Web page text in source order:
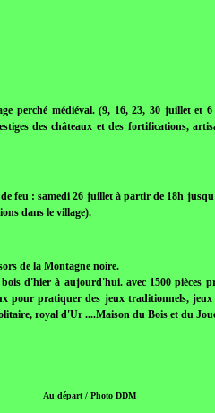
perché médiéval. (9, 16, 23, 30 juillet et
des châteaux et des fortifications,
feu : samedi 26 juillet à partir de 18h
dans le village).
de la Montagne noire.
d'hier à aujourd'hui. avec 1500 pièces
pour pratiquer des jeux traditionnels,
royal d'Ur ....Maison du Bois et du
Au départ / Photo DDM